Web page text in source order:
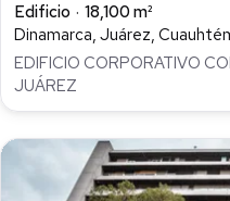
Edificio
18,100 m²
Dinamarca, Juárez,
EDIFICIO CORPORATIVO
JUÁREZ